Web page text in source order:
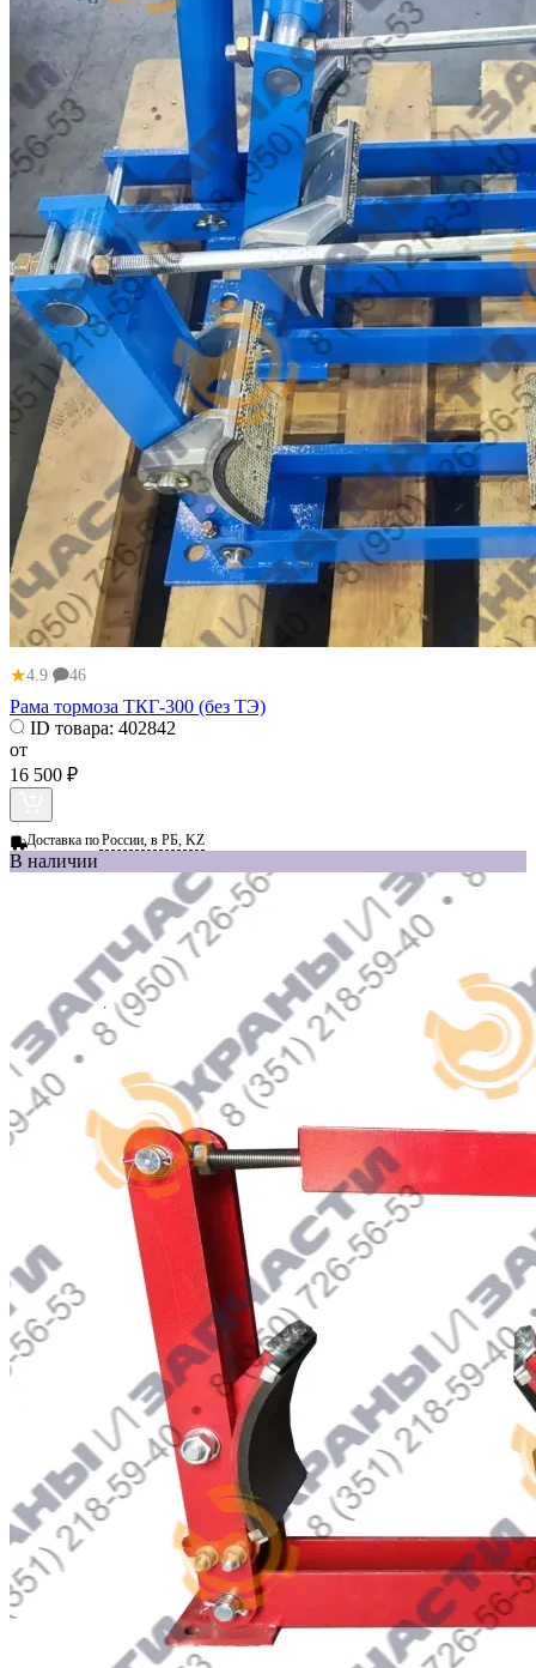
★4.9 46
Рама тормоза ТКГ-300 (без ТЭ)
ID товара: 402842
от
16 500 ₽
Доставка поРоссии, в РБ, KZ
В наличии